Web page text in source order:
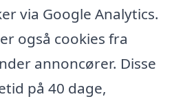
via Google Analytics.
også cookies fra
annoncører. Disse
på 40 dage,